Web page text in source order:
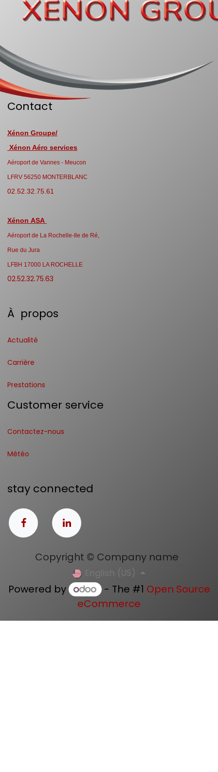
Contact
Xénon Groupe/
Xénon Aéro services
Aéroport de Vannes - Meucon
LFRV 56250 MONTERBLANC
02.52.32.75.61
Xénon ASA
Aéroport de La Rochelle-Ile de Ré,
Rue du Jura
LFBH 17000 LA ROCHELLE
02.52.32.75.63
À propos
Actualité
Carrière
Prestations
Customer service
Contactez-nous
Météo
stay connected
Copyright © Company name
English (US)
Powered by - The #1 Open Source
eCommerce